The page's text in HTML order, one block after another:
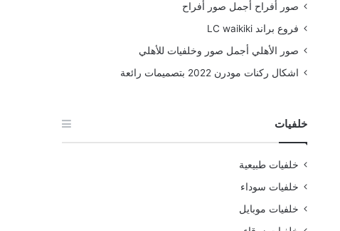
صور أفراح أجمل صور أفراح
فروع براند LC waikiki
صور الأهلي أجمل صور وخلفيات للأهلي
اشكال ركنات مودرن 2022 بتصميمات رائعة
خلفيات
خلفيات طبيعية
خلفيات سوداء
خلفيات موبايل